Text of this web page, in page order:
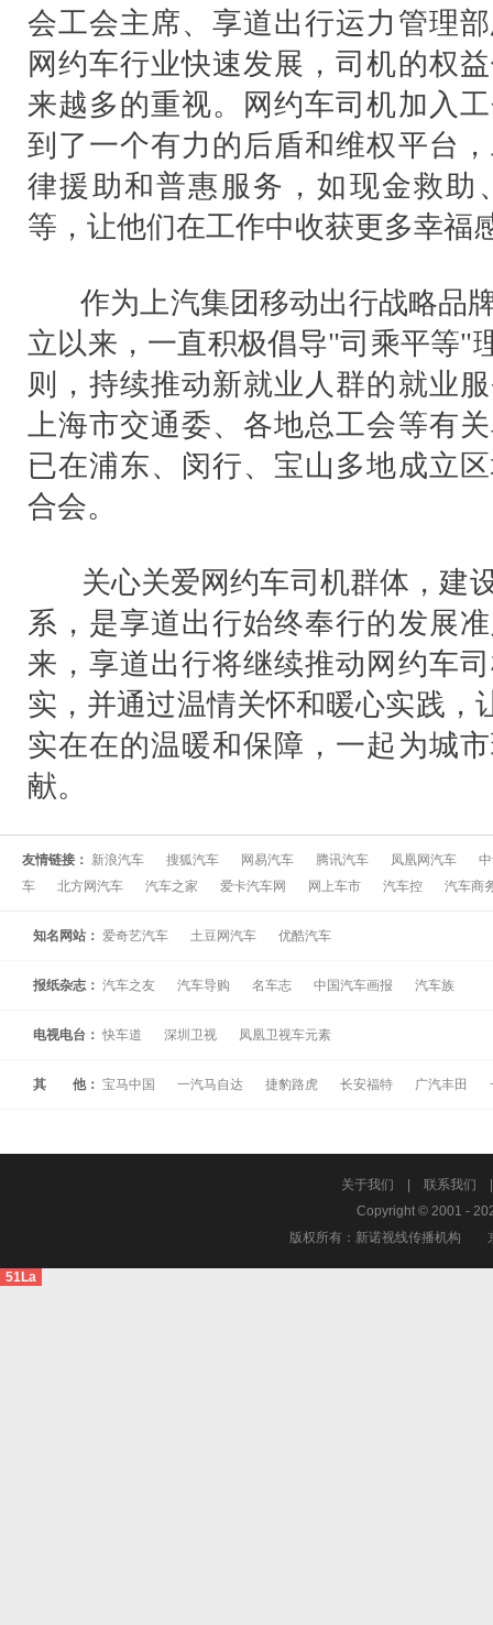
会工会主席、享道出行运力管理
网约车行业快速发展，司机的权
来越多的重视。网约车司机加入
到了一个有力的后盾和维权平台
律援助和普惠服务，如现金救助
等，让他们在工作中收获更多幸福
作为上汽集团移动出行战略品
立以来，一直积极倡导"司乘平等"
则，持续推动新就业人群的就业
上海市交通委、各地总工会等有
已在浦东、闵行、宝山多地成立
合会。
关心关爱网约车司机群体，建
系，是享道出行始终奉行的发展
来，享道出行将继续推动网约车
实，并通过温情关怀和暖心实践，
实在在的温暖和保障，一起为城
献。
友情链接： 新浪汽车 搜狐汽车 网易汽车 腾讯汽车 凤凰网汽车
车
北方网汽车 汽车之家 爱卡汽车网 网上车市 汽车控 汽车商
知名网站： 爱奇艺汽车 土豆网汽车 优酷汽车
报纸杂志： 汽车之友 汽车导购 名车志 中国汽车画报 汽车族
电视电台： 快车道 深圳卫视 凤凰卫视车元素
其 他： 宝马中国 一汽马自达 捷豹路虎 长安福特 广汽丰田
关于我们 联系我们
Copyright © 2001 -
版权所有：新诺视线传播机构
51La